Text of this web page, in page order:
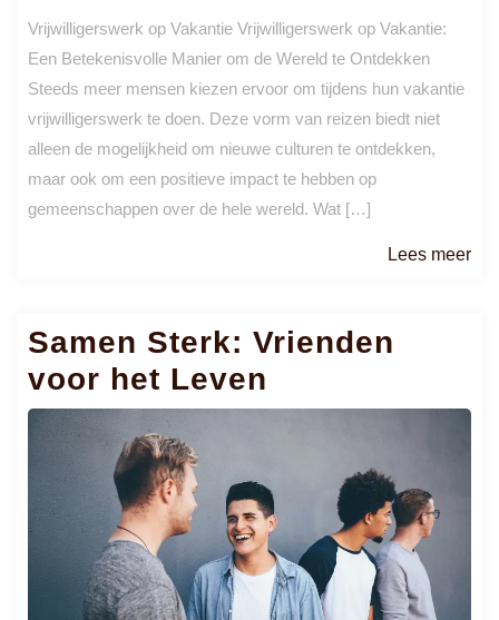
Vrijwilligerswerk op Vakantie Vrijwilligerswerk op Vakantie:
Een Betekenisvolle Manier om de Wereld te Ontdekken
Steeds meer mensen kiezen ervoor om tijdens hun vakantie
vrijwilligerswerk te doen. Deze vorm van reizen biedt niet
alleen de mogelijkheid om nieuwe culturen te ontdekken,
maar ook om een positieve impact te hebben op
gemeenschappen over de hele wereld. Wat […]
Lees meer
Samen Sterk: Vrienden
voor het Leven